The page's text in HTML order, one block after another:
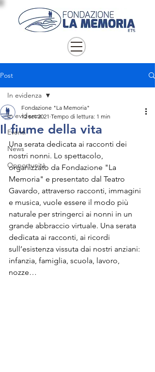
Post
In evidenza
Eventi
News
Opportunità
In evidenza
Il fiume della vita
Fondazione "La Memoria"
12 set 2021 Tempo di lettura: 1 min
Una serata dedicata ai racconti dei
nostri nonni. Lo spettacolo,
organizzato da Fondazione "La
Memoria" e presentato dal Teatro
Gavardo, attraverso racconti, immagini
e musica, vuole essere il modo più
naturale per stringerci ai nonni in un
grande abbraccio virtuale. Una serata
dedicata ai racconti, ai ricordi
sull’esistenza vissuta dai nostri anziani:
infanzia, famiglia, scuola, lavoro,
nozze…